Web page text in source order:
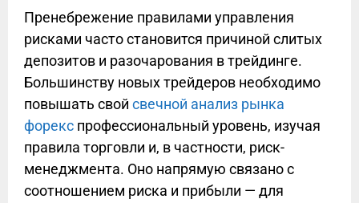
Пренебрежение правилами управления
рисками часто становится причиной слитых
депозитов и разочарования в трейдинге.
Большинству новых трейдеров необходимо
повышать свой свечной анализ рынка
форекс профессиональный уровень, изучая
правила торговли и, в частности, риск-
менеджмента. Оно напрямую связано с
соотношением риска и прибыли — для